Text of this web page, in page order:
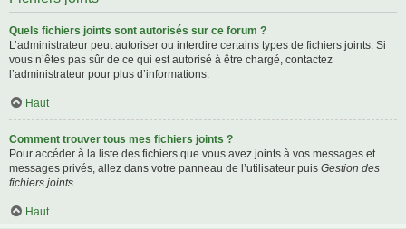
Quels fichiers joints sont autorisés sur ce forum ?
L’administrateur peut autoriser ou interdire certains types de fichiers joints. Si
vous n’êtes pas sûr de ce qui est autorisé à être chargé, contactez
l’administrateur pour plus d’informations.
Haut
Comment trouver tous mes fichiers joints ?
Pour accéder à la liste des fichiers que vous avez joints à vos messages et
messages privés, allez dans votre panneau de l’utilisateur puis Gestion des
fichiers joints.
Haut